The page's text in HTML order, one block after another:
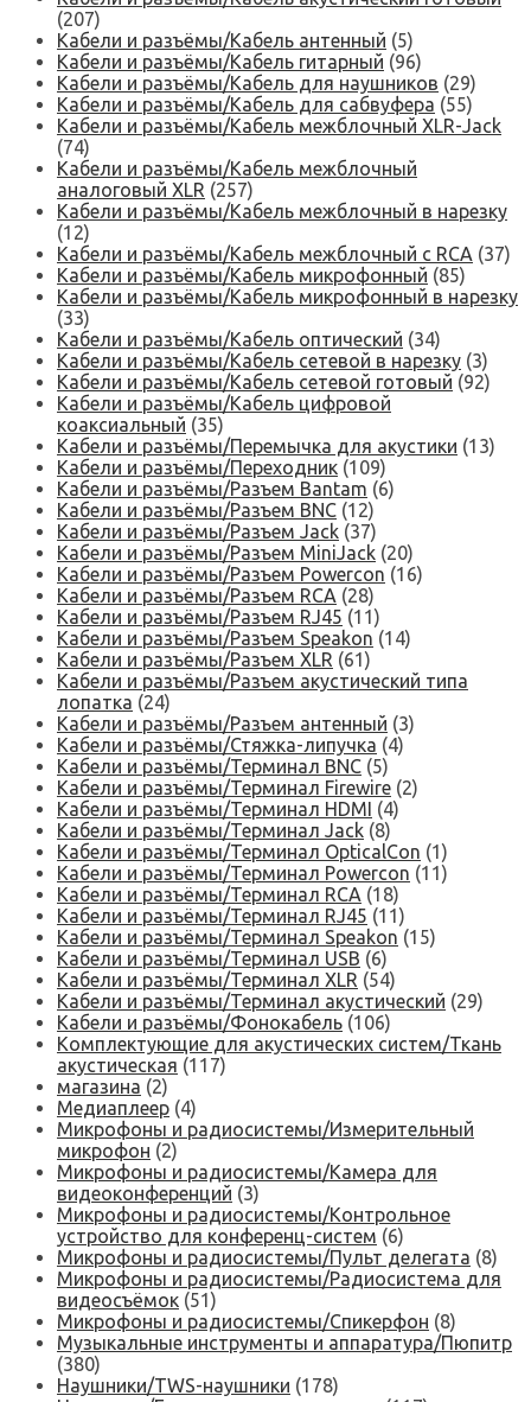
(207)
Кабели и разъёмы/Кабель антенный (5)
Кабели и разъёмы/Кабель гитарный (96)
Кабели и разъёмы/Кабель для наушников (29)
Кабели и разъёмы/Кабель для сабвуфера (55)
Кабели и разъёмы/Кабель межблочный XLR-Jack
(74)
Кабели и разъёмы/Кабель межблочный
аналоговый XLR (257)
Кабели и разъёмы/Кабель межблочный в нарезку
(12)
Кабели и разъёмы/Кабель межблочный с RCA (37)
Кабели и разъёмы/Кабель микрофонный (85)
Кабели и разъёмы/Кабель микрофонный в нарезку
(33)
Кабели и разъёмы/Кабель оптический (34)
Кабели и разъёмы/Кабель сетевой в нарезку (3)
Кабели и разъёмы/Кабель сетевой готовый (92)
Кабели и разъёмы/Кабель цифровой
коаксиальный (35)
Кабели и разъёмы/Перемычка для акустики (13)
Кабели и разъёмы/Переходник (109)
Кабели и разъёмы/Разъем Bantam (6)
Кабели и разъёмы/Разъем BNC (12)
Кабели и разъёмы/Разъем Jack (37)
Кабели и разъёмы/Разъем MiniJack (20)
Кабели и разъёмы/Разъем Powercon (16)
Кабели и разъёмы/Разъем RCA (28)
Кабели и разъёмы/Разъем RJ45 (11)
Кабели и разъёмы/Разъем Speakon (14)
Кабели и разъёмы/Разъем XLR (61)
Кабели и разъёмы/Разъем акустический типа
лопатка (24)
Кабели и разъёмы/Разъем антенный (3)
Кабели и разъёмы/Стяжка-липучка (4)
Кабели и разъёмы/Терминал BNC (5)
Кабели и разъёмы/Терминал Firewire (2)
Кабели и разъёмы/Терминал HDMI (4)
Кабели и разъёмы/Терминал Jack (8)
Кабели и разъёмы/Терминал OpticalCon (1)
Кабели и разъёмы/Терминал Powercon (11)
Кабели и разъёмы/Терминал RCA (18)
Кабели и разъёмы/Терминал RJ45 (11)
Кабели и разъёмы/Терминал Speakon (15)
Кабели и разъёмы/Терминал USB (6)
Кабели и разъёмы/Терминал XLR (54)
Кабели и разъёмы/Терминал акустический (29)
Кабели и разъёмы/Фонокабель (106)
Комплектующие для акустических систем/Ткань
акустическая (117)
магазина (2)
Медиаплеер (4)
Микрофоны и радиосистемы/Измерительный
микрофон (2)
Микрофоны и радиосистемы/Камера для
видеоконференций (3)
Микрофоны и радиосистемы/Контрольное
устройство для конференц-систем (6)
Микрофоны и радиосистемы/Пульт делегата (8)
Микрофоны и радиосистемы/Радиосистема для
видеосъёмок (51)
Микрофоны и радиосистемы/Спикерфон (8)
Музыкальные инструменты и аппаратура/Пюпитр
(380)
Наушники/TWS-наушники (178)